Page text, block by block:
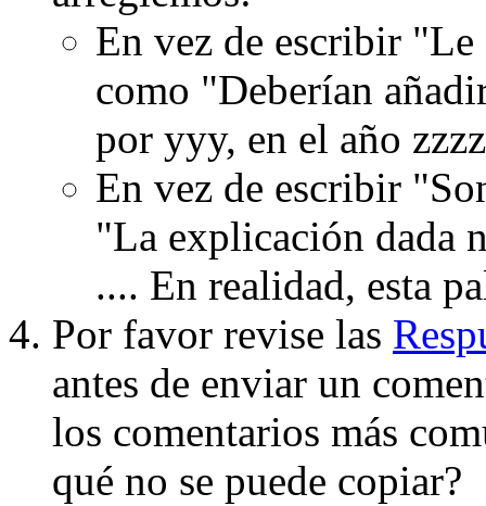
En vez de escribir
como "Deberían
por yyy, en el año
En vez de escribir
"La explicación dada
.... En realidad, esta
Por favor revise las
antes de enviar un
los comentarios más
qué no se puede copiar?